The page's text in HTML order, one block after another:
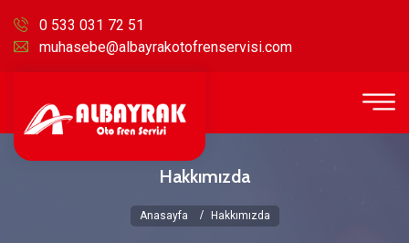
0 533 031 72 51
muhasebe@albayrakotofrenservisi.com
Hakkımızda
Anasayfa Hakkımızda